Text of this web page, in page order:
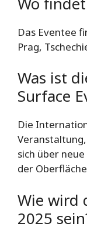
Das Eventee
Prag,
Was ist
Surface
Die
sich über
der
Wie wird
2025